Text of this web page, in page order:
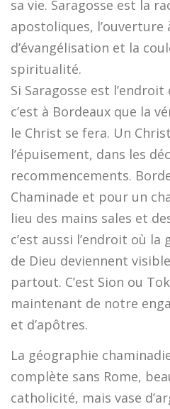
sa vie. Saragosse est la
apostoliques, l’ouverture
d’évangélisation et la
spiritualité.
Si Saragosse est
c’est à Bordeaux que la
le Christ se fera. Un
l’épuisement, dans les
recommencements.
Chaminade et pour un
lieu des mains sales et
c’est aussi l’endroit où
de Dieu deviennent
partout. C’est Sion ou
maintenant de notre
et d’apôtres.
La géographie
complète sans Rome,
catholicité, mais vase